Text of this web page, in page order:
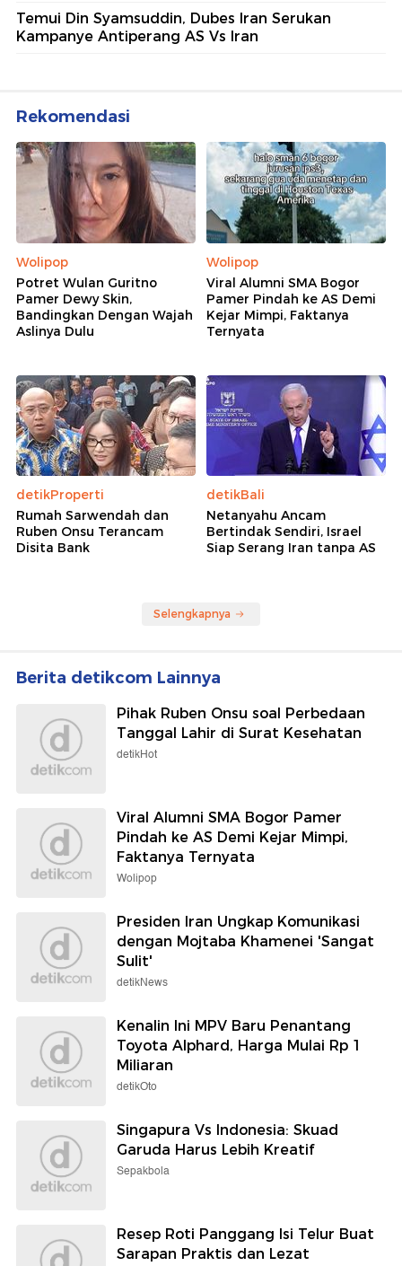
Temui Din Syamsuddin, Dubes Iran Serukan
Kampanye Antiperang AS Vs Iran
Rekomendasi
Wolipop
Potret Wulan Guritno
Pamer Dewy Skin,
Bandingkan Dengan Wajah
Aslinya Dulu
Wolipop
Viral Alumni SMA Bogor
Pamer Pindah ke AS Demi
Kejar Mimpi, Faktanya
Ternyata
detikProperti
Rumah Sarwendah dan
Ruben Onsu Terancam
Disita Bank
detikBali
Netanyahu Ancam
Bertindak Sendiri, Israel
Siap Serang Iran tanpa AS
Selengkapnya
Berita detikcom Lainnya
Pihak Ruben Onsu soal Perbedaan
Tanggal Lahir di Surat Kesehatan
detikHot
Viral Alumni SMA Bogor Pamer
Pindah ke AS Demi Kejar Mimpi,
Faktanya Ternyata
Wolipop
Presiden Iran Ungkap Komunikasi
dengan Mojtaba Khamenei 'Sangat
Sulit'
detikNews
Kenalin Ini MPV Baru Penantang
Toyota Alphard, Harga Mulai Rp 1
Miliaran
detikOto
Singapura Vs Indonesia: Skuad
Garuda Harus Lebih Kreatif
Sepakbola
Resep Roti Panggang Isi Telur Buat
Sarapan Praktis dan Lezat